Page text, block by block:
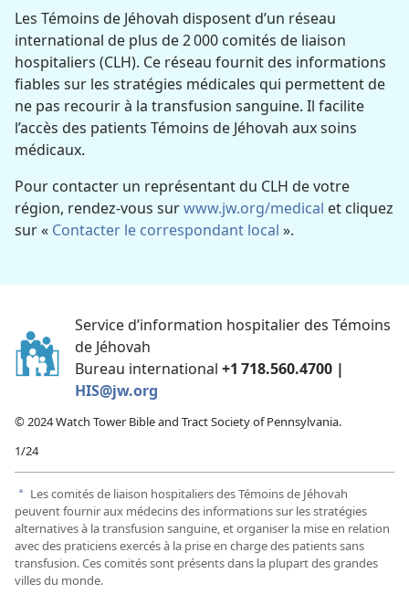
Les Témoins de Jéhovah disposent d’un réseau
international de plus de 2 000 comités de liaison
hospitaliers (CLH). Ce réseau fournit des informations
fiables sur les stratégies médicales qui permettent de
ne pas recourir à la transfusion sanguine. Il facilite
l’accès des patients Témoins de Jéhovah aux soins
médicaux.
Pour contacter un représentant du CLH de votre
région, rendez-vous surwww.jw.org/medical et cliquez
sur « Contacter le correspondant local ».
Service d’information hospitalier des Témoins
de Jéhovah
Bureau international +1 718.560.4700 |
HIS@jw.org
© 2024 Watch Tower Bible and Tract Society of Pennsylvania.
1/24
a Les comités de liaison hospitaliers des Témoins de Jéhovah
peuvent fournir aux médecins des informations sur les stratégies
alternatives à la transfusion sanguine, et organiser la mise en relation
avec des praticiens exercés à la prise en charge des patients sans
transfusion. Ces comités sont présents dans la plupart des grandes
villes du monde.